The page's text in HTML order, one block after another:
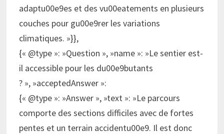
adaptu00e9es et des vu00eatements en plusieurs
couches pour gu00e9rer les variations
climatiques. »}},
{« @type »: »Question », »name »: »Le sentier est-
il accessible pour les du00e9butants
? », »acceptedAnswer »:
{« @type »: »Answer », »text »: »Le parcours
comporte des sections difficiles avec de fortes
pentes et un terrain accidentu00e9. Il est donc